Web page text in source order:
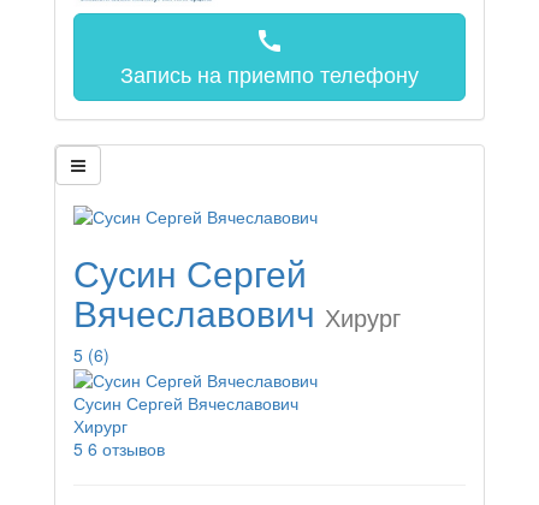
call
Запись на приемпо телефону
Сусин Сергей
Вячеславович Хирург
5 (6)
Сусин Сергей Вячеславович
Хирург
5 6 отзывов